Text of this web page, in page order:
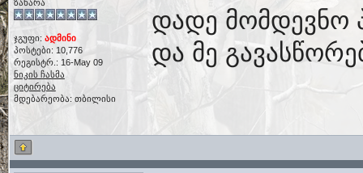
ზახარა
ჯგუფი: ადმინი
პოსტები: 10,776
რეგისტრ.: 16-May 09
ნიკის ჩასმა
ციტირება
მდებარეობა: თბილისი
დადე მომდევნო
და მე